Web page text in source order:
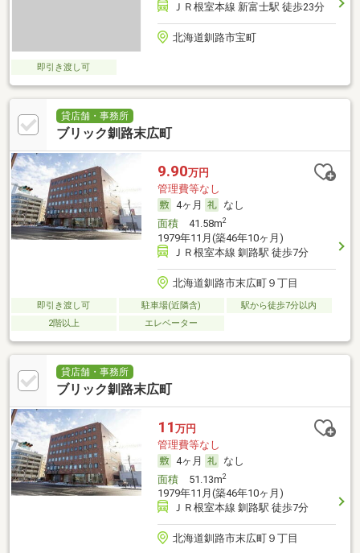
ＪＲ根室本線 新富士駅 徒歩23分
北海道釧路市宝町
即引き渡し可
貸店舗・事務所
ブリック釧路末広町
9.90万円
管理費等なし
4ヶ月
なし
面積41.58m2
1979年11月(築46年10ヶ月)
ＪＲ根室本線 釧路駅 徒歩7分
北海道釧路市末広町９丁目
即引き渡し可 駐車場(近隣含)
駅から徒歩7分以内
2階以上
エレベーター
貸店舗・事務所
ブリック釧路末広町
11 万円
管理費等なし
4ヶ月
なし
面積51.13m2
1979年11月(築46年10ヶ月)
ＪＲ根室本線 釧路駅 徒歩7分
北海道釧路市末広町９丁目